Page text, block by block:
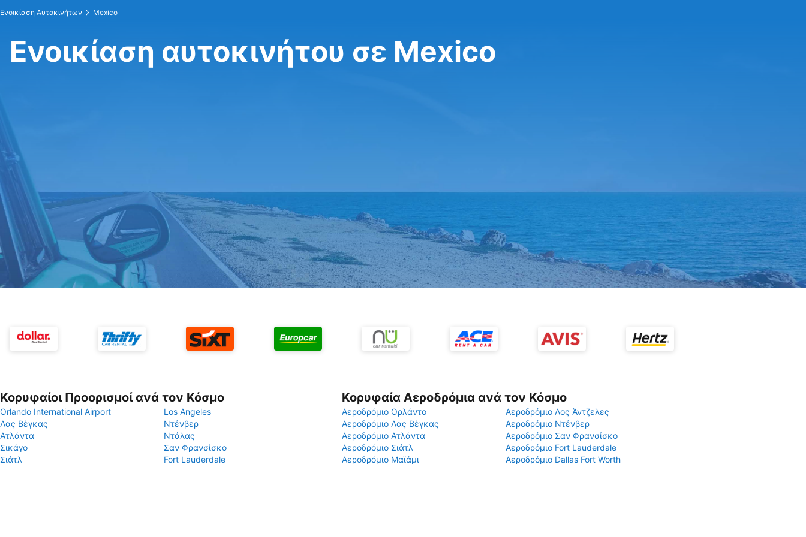
Ενοικίαση Αυτοκινήτων Mexico
Ενοικίαση αυτοκινήτου σε Mexico
Κορυφαίοι Προορισμοί ανά τον Κόσμο
Orlando International Airport
Los Angeles
Λας Βέγκας
Ντένβερ
Ατλάντα
Ντάλας
Σικάγο
Σαν Φρανσίσκο
Σιάτλ
Fort Lauderdale
Κορυφαία Αεροδρόμια ανά τον Κόσμο
Αεροδρόμιο Ορλάντο
Αεροδρόμιο Λος Άντζελες
Αεροδρόμιο Λας Βέγκας
Αεροδρόμιο Ντένβερ
Αεροδρόμιο Ατλάντα
Αεροδρόμιο Σαν Φρανσίσκο
Αεροδρόμιο Σιάτλ
Αεροδρόμιο Fort Lauderdale
Αεροδρόμιο Μαϊάμι
Αεροδρόμιο Dallas Fort Worth